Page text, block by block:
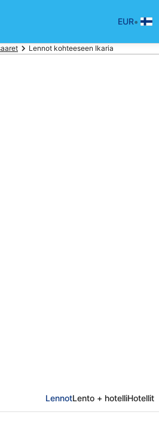
EUR•
Lennot kohteeseen Ikaria
LennotLento + hotelliHotellit